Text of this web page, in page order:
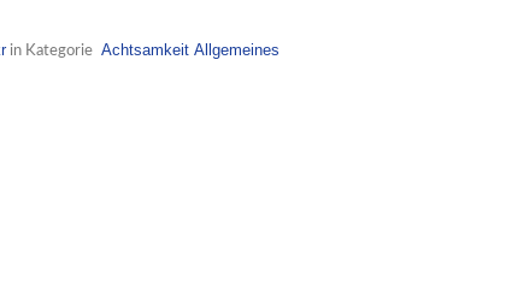
in Kategorie Achtsamkeit Allgemeines